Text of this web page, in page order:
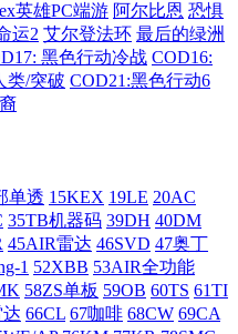
英雄PC端游 阿尔比恩 恐惧
运2 艾尔登法环 最后的绿洲
黑色行动冷战 COD16:
类/突破 COD21:黑色行动6
单透 15KEX 19LE 20AC
35TB机器码 39DH 40DM
45AIR雷达 46SVD 47奥丁
1 52XBB 53AIR全功能
58ZS单板 59OB 60TS 61TI
达 66CL 67咖啡 68CW 69CA